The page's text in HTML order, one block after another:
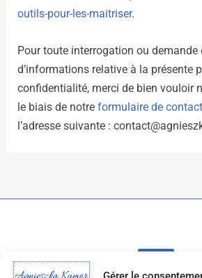
outils-pour-les-maitriser.
Pour toute interrogation ou
d’informations relative à la présente
confidentialité, merci de bien vouloir
le biais de notreformulaire de contact
l’adresse suivante :